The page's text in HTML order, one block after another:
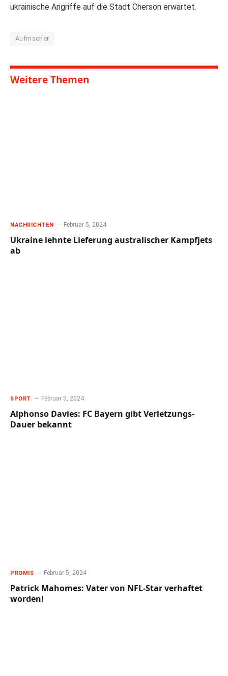
ukrainische Angriffe auf die Stadt Cherson erwartet.
Aufmacher
Weitere Themen
NACHRICHTEN Februar 5, 2024
Ukraine lehnte Lieferung australischer Kampfjets
ab
SPORT Februar 5, 2024
Alphonso Davies: FC Bayern gibt Verletzungs-
Dauer bekannt
PROMIS Februar 5, 2024
Patrick Mahomes: Vater von NFL-Star verhaftet
worden!